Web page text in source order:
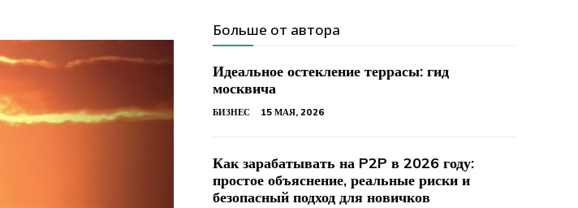
Больше от автора
Идеальное остекление террасы: гид
москвича
БИЗНЕС 15 МАЯ, 2026
Как зарабатывать на P2P в 2026 году:
простое объяснение, реальные риски и
безопасный подход для новичков